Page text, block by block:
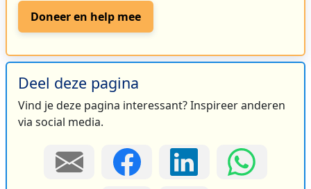
Doneer en help mee
Deel deze pagina
Vind je deze pagina interessant? Inspireer anderen
via social media.